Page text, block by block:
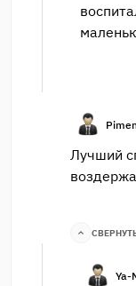
Pimen
Лучший
Ya-